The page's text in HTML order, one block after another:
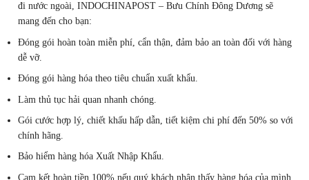
đi nước ngoài, INDOCHINAPOST – Bưu Chính Đông Dương sẽ
mang đến cho bạn:
Đóng gói hoàn toàn miễn phí, cẩn thận, đảm bảo an toàn đối với hàng
dễ vỡ.
Đóng gói hàng hóa theo tiêu chuẩn xuất khẩu.
Làm thủ tục hải quan nhanh chóng.
Gói cước hợp lý, chiết khấu hấp dẫn, tiết kiệm chi phí đến 50% so với
chính hãng.
Bảo hiểm hàng hóa Xuất Nhập Khẩu.
Cam kết hoàn tiền 100% nếu quý khách nhận thấy hàng hóa của mình